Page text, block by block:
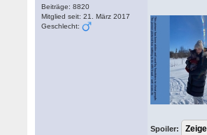
Beiträge: 8820
Mitglied seit: 21. März 2017
Geschlecht:
Spoiler: